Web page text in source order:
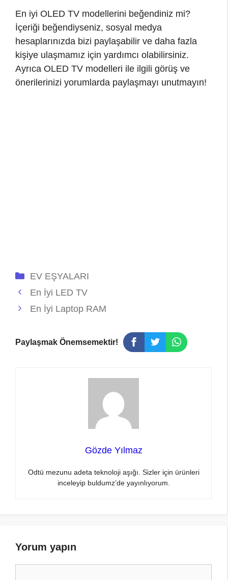
En iyi OLED TV modellerini beğendiniz mi?
İçeriği beğendiyseniz, sosyal medya
hesaplarınızda bizi paylaşabilir ve daha fazla
kişiye ulaşmamız için yardımcı olabilirsiniz.
Ayrıca OLED TV modelleri ile ilgili görüş ve
önerilerinizi yorumlarda paylaşmayı unutmayın!
Kategoriler
EV EŞYALARI
En İyi LED TV
En İyi Laptop RAM
Paylaşmak Önemsemektir!
Gözde Yılmaz
Odtü mezunu adeta teknoloji aşığı. Sizler için ürünleri
inceleyip buldumz’de yayınlıyorum.
Yorum yapın